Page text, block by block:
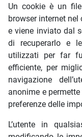
Un cookie è un
browser internet
e viene inviato dal
di recuperarlo e
utilizzati per far
efficiente, per
navigazione
anonime e
preferenze delle
L’utente in